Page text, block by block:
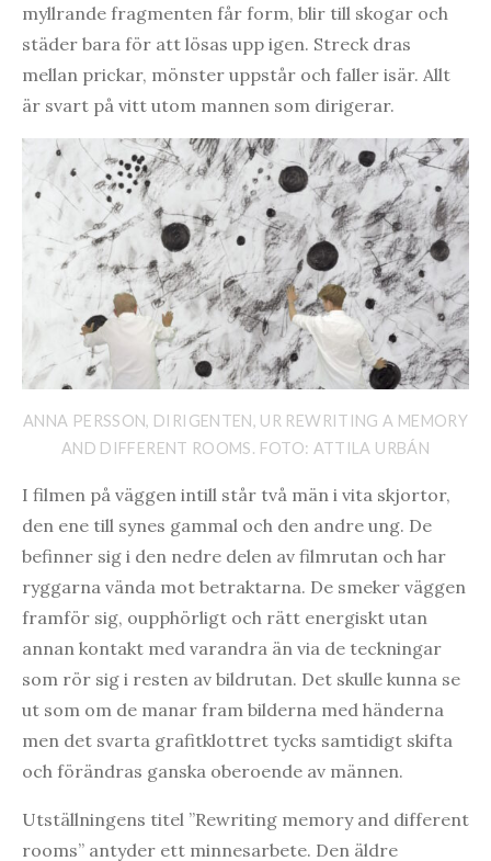
myllrande fragmenten får form, blir till skogar och
städer bara för att lösas upp igen. Streck dras
mellan prickar, mönster uppstår och faller isär. Allt
är svart på vitt utom mannen som dirigerar.
ANNA PERSSON, DIRIGENTEN, UR REWRITING A MEMORY
AND DIFFERENT ROOMS. FOTO: ATTILA URBÁN
I filmen på väggen intill står två män i vita skjortor,
den ene till synes gammal och den andre ung. De
befinner sig i den nedre delen av filmrutan och har
ryggarna vända mot betraktarna. De smeker väggen
framför sig, oupphörligt och rätt energiskt utan
annan kontakt med varandra än via de teckningar
som rör sig i resten av bildrutan. Det skulle kunna se
ut som om de manar fram bilderna med händerna
men det svarta grafitklottret tycks samtidigt skifta
och förändras ganska oberoende av männen.
Utställningens titel ”Rewriting memory and different
rooms” antyder ett minnesarbete. Den äldre